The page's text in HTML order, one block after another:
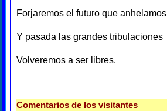
Forjaremos el futuro que anhelamos
Y pasada las grandes tribulaciones
Volveremos a ser libres.
Comentarios de los visitantes